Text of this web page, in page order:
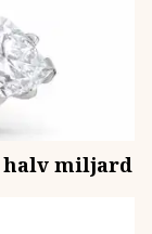
halv miljard